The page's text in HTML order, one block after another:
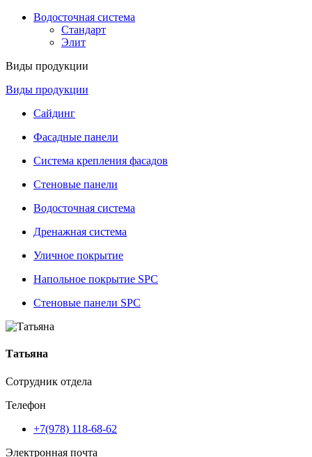
Водосточная система
Стандарт
Элит
Виды продукции
Виды продукции
Сайдинг
Фасадные панели
Система крепления фасадов
Стеновые панели
Водосточная система
Дренажная система
Уличное покрытие
Напольное покрытие SPC
Стеновые панели SPC
Татьяна
Сотрудник отдела
Телефон
+7(978) 118-68-62
Электронная почта